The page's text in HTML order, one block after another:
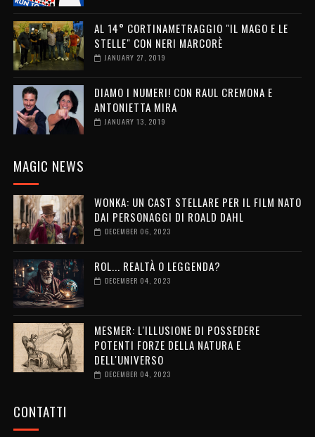
AL 14° CORTINAMETRAGGIO "IL MAGO E LE
STELLE" CON NERI MARCORÈ
JANUARY 27, 2019
DIAMO I NUMERI! CON RAUL CREMONA E
ANTONIETTA MIRA
JANUARY 13, 2019
MAGIC NEWS
WONKA: UN CAST STELLARE PER IL FILM NATO
DAI PERSONAGGI DI ROALD DAHL
DECEMBER 06, 2023
ROL... REALTÀ O LEGGENDA?
DECEMBER 04, 2023
MESMER: L'ILLUSIONE DI POSSEDERE
POTENTI FORZE DELLA NATURA E
DELL'UNIVERSO
DECEMBER 04, 2023
CONTATTI